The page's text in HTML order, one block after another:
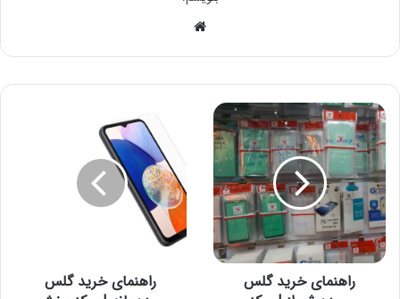
راهنمای
خرید
گلس
عمده
شیراز
|
مرکز
پخش
عمده
راهنمای خرید گلس
گلس
عمده
بانه
مرکز
پخش
راهنمای خرید گلس